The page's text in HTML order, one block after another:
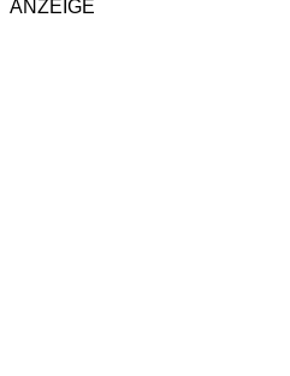
ANZEIGE